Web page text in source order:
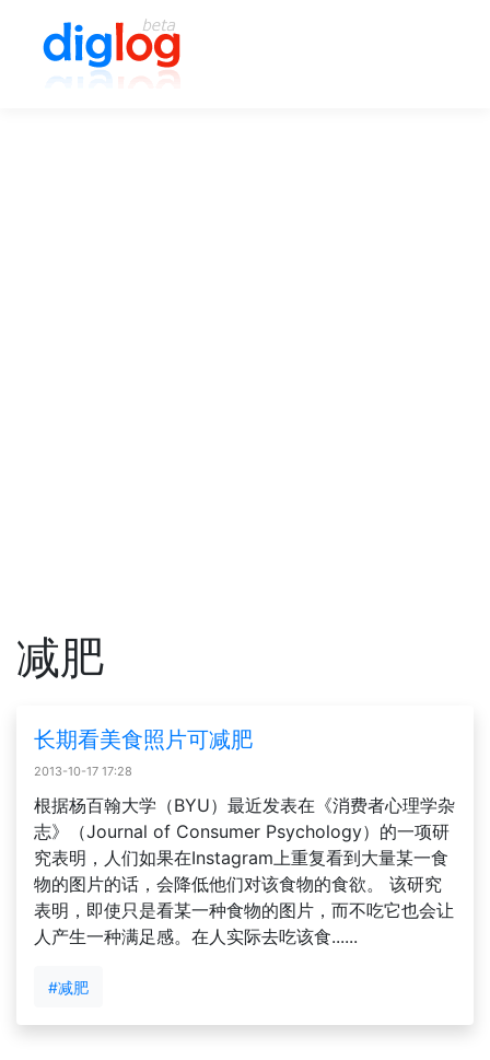
减肥
长期看美食照片可减肥
2013-10-17 17:28
根据杨百翰大学（BYU）最近发表在《消费者心理学杂
志》（Journal of Consumer Psychology）的一项研
究表明，人们如果在Instagram上重复看到大量某一食
物的图片的话，会降低他们对该食物的食欲。 该研究
表明，即使只是看某一种食物的图片，而不吃它也会让
人产生一种满足感。在人实际去吃该食......
#减肥